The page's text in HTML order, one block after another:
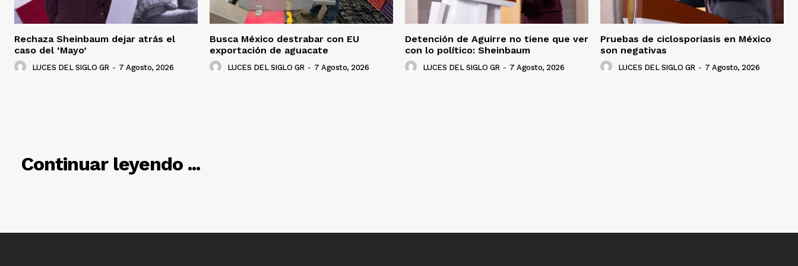
Rechaza Sheinbaum dejar atrás el
caso del ‘Mayo’
LUCES DEL SIGLO GR - 7 Agosto, 2026
Busca México destrabar con EU
exportación de aguacate
LUCES DEL SIGLO GR - 7 Agosto, 2026
Detención de Aguirre no tiene que ver
con lo político: Sheinbaum
LUCES DEL SIGLO GR - 7 Agosto, 2026
Pruebas de ciclosporiasis en México
son negativas
LUCES DEL SIGLO GR - 7 Agosto, 2026
Continuar leyendo ...
RELACIONADO